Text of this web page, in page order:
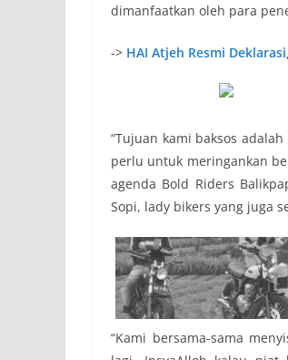
dimanfaatkan oleh para
-> HAI Atjeh Resmi
“Tujuan kami baksos
perlu untuk meringankan
agenda Bold Riders
Sopi, lady bikers yang juga
“Kami bersama-sama